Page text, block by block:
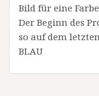
Bild für eine
Der Beginn des
so auf dem
BLAU